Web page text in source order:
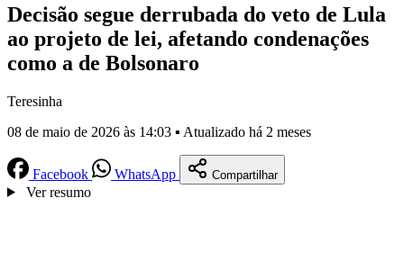
Decisão segue derrubada do veto de Lula
ao projeto de lei, afetando condenações
como a de Bolsonaro
Teresinha
08 de maio de 2026 às 14:03 ▪ Atualizado há 2 meses
Facebook WhatsApp Compartilhar
Ver resumo